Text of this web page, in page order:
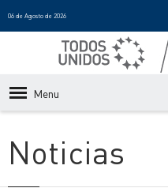
06 de Agosto de 2026
Menu
Noticias